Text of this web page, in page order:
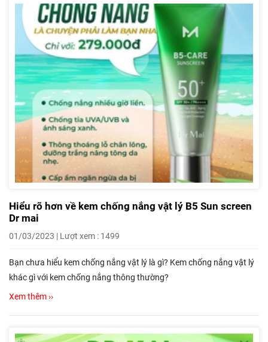
Hiểu rõ hơn về kem chống nắng vật lý B5 Sun screen
Dr mai
01/03/2023 | Lượt xem : 1499
Bạn chưa hiểu kem chống nắng vật lý là gì? Kem chống nắng vật lý
khác gì với kem chống nắng thông thường?
Xem thêm ››